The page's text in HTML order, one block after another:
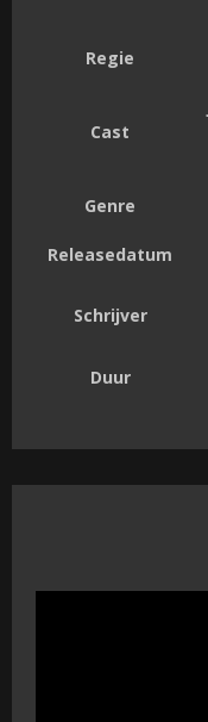
Regie
Cast
Genre
Releasedatum
Schrijver
Duur